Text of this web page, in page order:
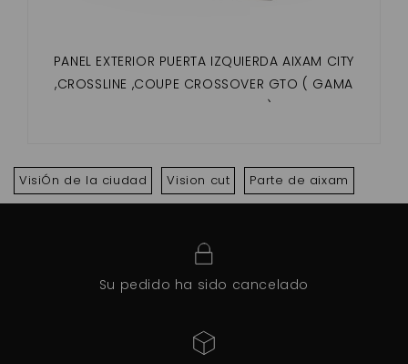
PANEL EXTERIOR PUERTA IZQUIERDA AIXAM CITY
,CROSSLINE ,COUPE CROSSOVER GTO ( GAMA
IMPULSION Y VISION )
VisiÓn de la ciudad Vision cut Parte de aixam
Su pedido ha sido cancelado